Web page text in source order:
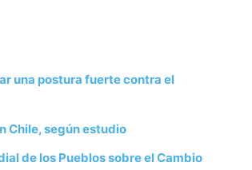
una postura fuerte contra el
Chile, según estudio
de los Pueblos sobre el Cambio